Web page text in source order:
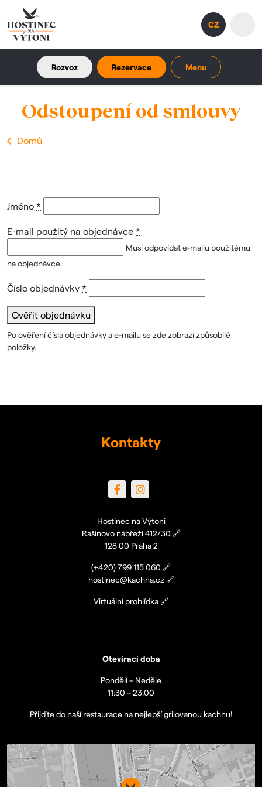
CZ
Rozvoz Rezervace Menu
Odstoupení od smlouvy
Domů
Jméno*
E-mail použitý na objednávce*
Musí odpovídat e-mailu použitému
na objednávce.
Číslo objednávky*
Ověřit objednávku
Po ověření čísla objednávky a e-mailu se zde zobrazí způsobilé
položky.
Kontakty
Hostinec na Výtoni
Rašínovo nábřeží 412/30 🔗
128 00 Praha 2
(+420)799 115 060 🔗
hostinec@kachna.cz🔗
Virtuální prohlídka 🔗
Otevírací doba
Pondělí – Neděle
11:30 – 23:00
Přijďte do naší restaurace na nejlepší grilovanou kachnu!